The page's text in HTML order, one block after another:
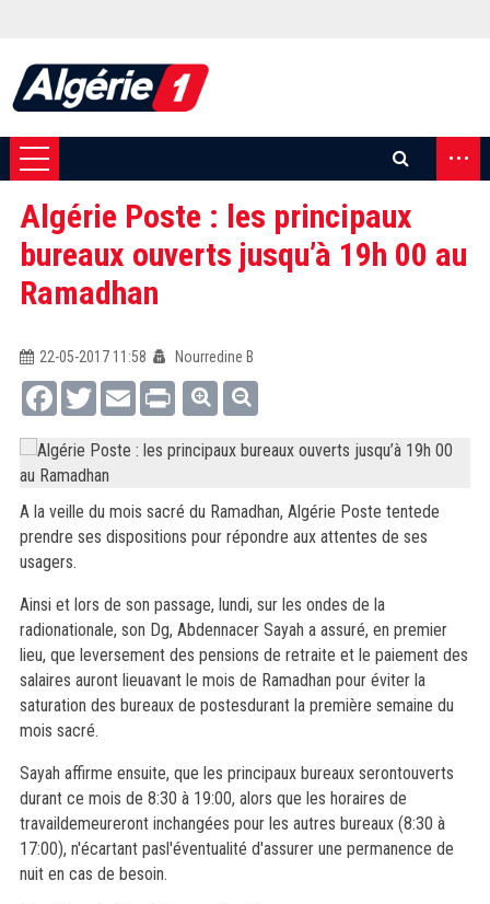
...
Algérie Poste : les principaux
bureaux ouverts jusqu’à 19h 00 au
Ramadhan
22-05-2017 11:58
Nourredine B
FacebookTwitterEmail Print
A la veille du mois sacré du Ramadhan, Algérie Poste tentede
prendre ses dispositions pour répondre aux attentes de ses
usagers.
Ainsi et lors de son passage, lundi, sur les ondes de la
radionationale, son Dg, Abdennacer Sayah a assuré, en premier
lieu, que leversement des pensions de retraite et le paiement des
salaires auront lieuavant le mois de Ramadhan pour éviter la
saturation des bureaux de postesdurant la première semaine du
mois sacré.
Sayah affirme ensuite, que les principaux bureaux serontouverts
durant ce mois de 8:30 à 19:00, alors que les horaires de
travaildemeureront inchangées pour les autres bureaux (8:30 à
17:00), n'écartant pasl'éventualité d'assurer une permanence de
nuit en cas de besoin.